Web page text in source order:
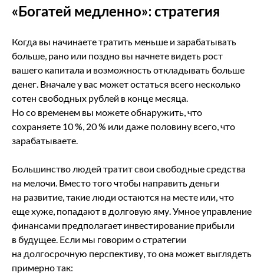
«Богатей медленно»: стратегия
Когда вы начинаете тратить меньше и зарабатывать
больше, рано или поздно вы начнете видеть рост
вашего капитала и возможность откладывать больше
денег. Вначале у вас может остаться всего несколько
сотен свободных рублей в конце месяца.
Но со временем вы можете обнаружить, что
сохраняете 10 %, 20 % или даже половину всего, что
зарабатываете.
Большинство людей тратит свои свободные средства
на мелочи. Вместо того чтобы направить деньги
на развитие, такие люди остаются на месте или, что
еще хуже, попадают в долговую яму. Умное управление
финансами предполагает инвестирование прибыли
в будущее. Если мы говорим о стратегии
на долгосрочную перспективу, то она может выглядеть
примерно так: